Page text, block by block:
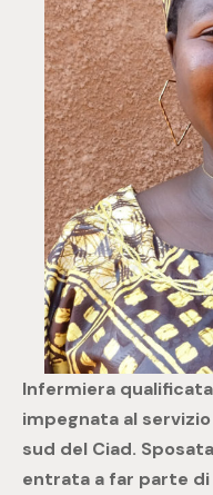
Infermiera
impegnata al
sud del Ciad.
entrata a far parte di